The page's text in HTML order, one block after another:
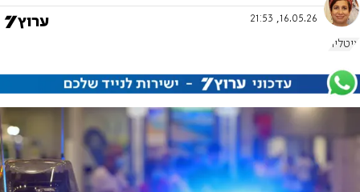
16.05.26, 21:53
איטליה